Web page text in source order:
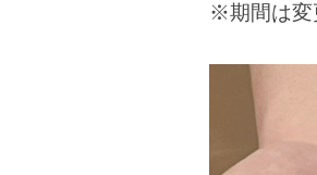
※期間は変